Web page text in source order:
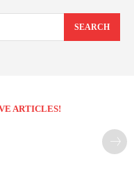
SEARCH
ARTICLES!